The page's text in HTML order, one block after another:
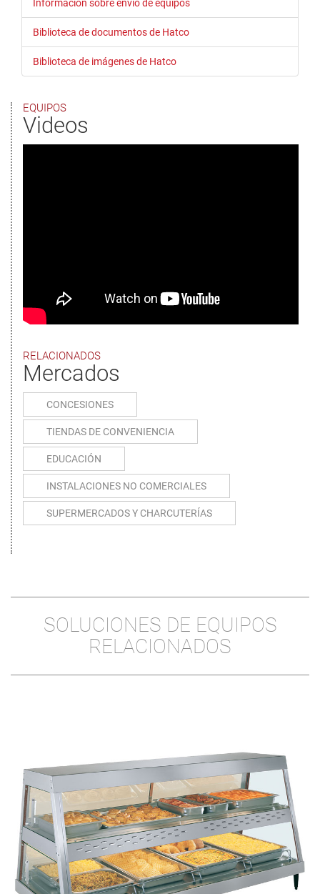
Información sobre envío de equipos
Biblioteca de documentos de Hatco
Biblioteca de imágenes de Hatco
EQUIPOS
Videos
RELACIONADOS
Mercados
CONCESIONES
TIENDAS DE CONVENIENCIA
EDUCACIÓN
INSTALACIONES NO COMERCIALES
SUPERMERCADOS Y CHARCUTERÍAS
SOLUCIONES DE EQUIPOS
RELACIONADOS